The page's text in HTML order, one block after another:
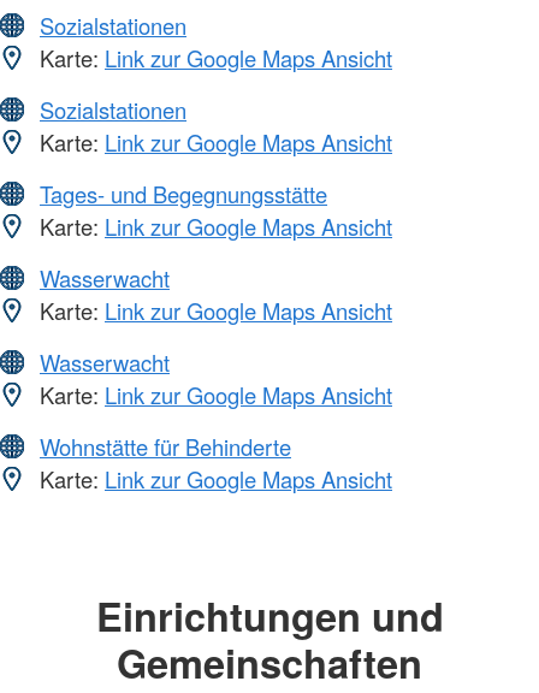
Sozialstationen
Karte: Link zur Google Maps Ansicht
Sozialstationen
Karte: Link zur Google Maps Ansicht
Tages- und Begegnungsstätte
Karte: Link zur Google Maps Ansicht
Wasserwacht
Karte: Link zur Google Maps Ansicht
Wasserwacht
Karte: Link zur Google Maps Ansicht
Wohnstätte für Behinderte
Karte: Link zur Google Maps Ansicht
Einrichtungen und
Gemeinschaften